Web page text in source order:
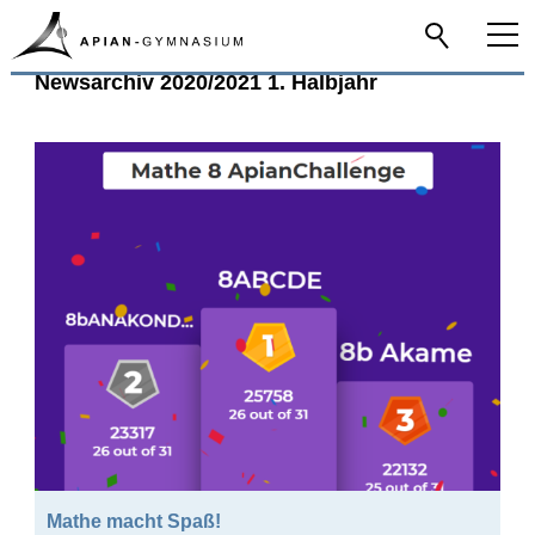
Aktuelle News
2024/2025 2. HJ
2024/2025 1. HJ
2023/2024 2. HJ
2023/2024 1. HJ
2022/2023 2. HJ
2022/2023 1. HJ
2021/2022 2. HJ
Newsarchiv 2020/2021 1. Halbjahr
Mathe macht Spaß!